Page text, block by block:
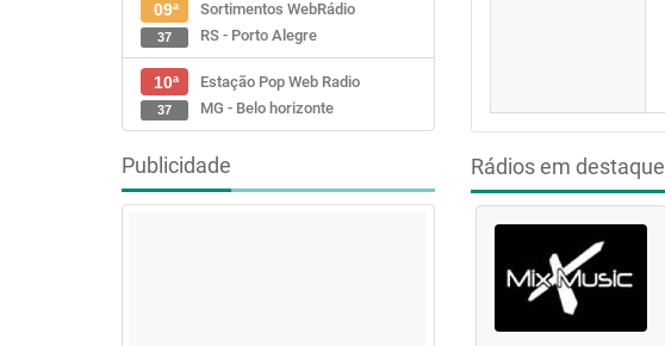
09ª
Sortimentos WebRádio
RS - Porto Alegre
37
10ª
Estação Pop Web Radio
MG - Belo horizonte
37
Publicidade Rádios em destaque